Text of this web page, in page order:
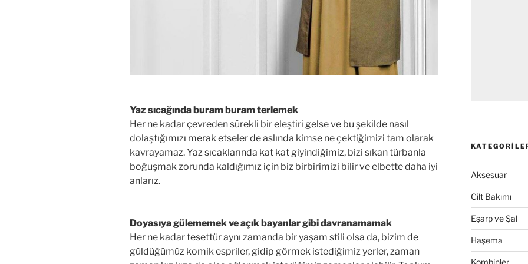
Yaz sıcağında buram buram terlemek
Her ne kadar çevreden sürekli bir eleştiri gelse ve bu şekilde nasıl
dolaştığımızı merak etseler de aslında kimse ne çektiğimizi tam olarak
kavrayamaz. Yaz sıcaklarında kat kat giyindiğimiz, bizi sıkan türbanla
boğuşmak zorunda kaldığımız için biz birbirimizi bilir ve elbette daha iyi
anlarız.
Doyasıya gülememek ve açık bayanlar gibi davranamamak
Her ne kadar tesettür aynı zamanda bir yaşam stili olsa da, bizim de
güldüğümüz komik espriler, gidip görmek istediğimiz yerler, zaman
Aksesuar
Cilt Bakımı
Eşarp ve Şal
Haşema
Kombinler